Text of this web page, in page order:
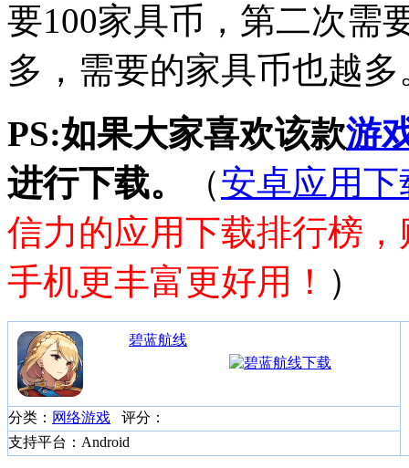
要100家具币，第二次需
多，需要的家具币也越多
PS:如果大家喜欢该款游
进行下载。
（安卓应用下
信力的应用下载排行榜
手机更丰富更好用！ ）
碧蓝航线
分类： 网络游戏 评分：
支持平台：Android